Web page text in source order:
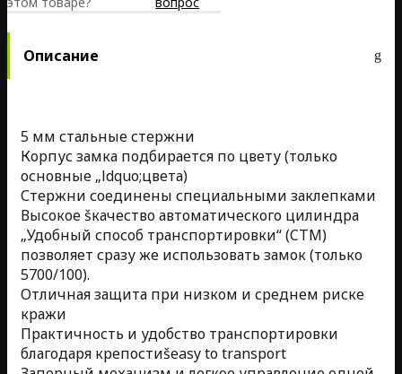
Описание
5 мм стальные стержни
Корпус замка подбирается по цвету (только
основные „ldquo;цвета)
Стержни соединены специальными заклепками
Высокое šкачество автоматического цилиндра
„Удобный способ транспортировки“ (CTM)
позволяет сразу же использовать замок (только
5700/100).
Отличная защита при низком и среднем риске
кражи
Практичность и удобство транспортировки
благодаря крепостиšeasy to transport